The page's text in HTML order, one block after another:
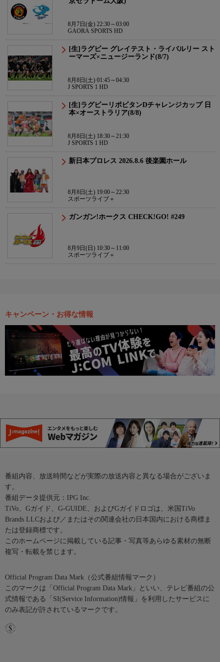
8月7日(金) 22:30～03:00
GAORA SPORTS HD
[生]ラグビー グレイテスト・ライバルリー スト
ーマーズ×ニュージーランド(8/7)
8月8日(土) 01:45～04:30
J SPORTS 1 HD
[生]ラグビーリポビタンDチャレンジカップ 日
本×オーストラリア(8/8)
8月8日(土) 18:30～21:30
J SPORTS 1 HD
新日本プロレス 2026.8.6 後楽園ホール
8月8日(土) 19:00～22:30
スポーツライブ＋
ガンガン!ホークス CHECK!GO! #249
8月9日(日) 10:30～11:00
スポーツライブ＋
キャンペーン・お得な情報
番組内容、放送時間などが実際の放送内容と異なる場合がございま
す。
番組データ提供元：IPG Inc.
TiVo、Gガイド、G-GUIDE、およびGガイドロゴは、米国TiVo
Brands LLCおよび／またはその関連会社の日本国内における商標ま
たは登録商標です。
このホームページに掲載している記事・写真等あらゆる素材の無断
複写・転載を禁じます。
Official Program Data Mark（公式番組情報マーク）
このマークは「Official Program Data Mark」といい、テレビ番組の公
式情報である「SI(Service Information)情報」を利用したサービスに
のみ表記が許されているマークです。